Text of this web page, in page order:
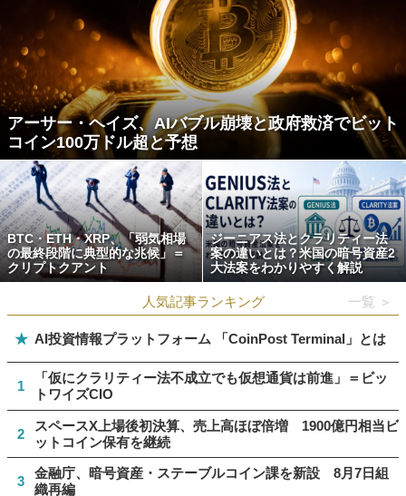
アーサー・ヘイズ、AIバブル崩壊と政府救済でビット
コイン100万ドル超と予想
BTC・ETH・XRP、「弱気相場
の最終段階に典型的な兆候」＝
クリプトクアント
ジーニアス法とクラリティー法
案の違いとは？米国の暗号資産2
大法案をわかりやすく解説
人気記事ランキング 一覧 ＞
★ AI投資情報プラットフォーム 「CoinPost Terminal」とは
1
「仮にクラリティー法不成立でも仮想通貨は前進」＝ビッ
トワイズCIO
2
スペースX上場後初決算、売上高ほぼ倍増 1900億円相当ビ
ットコイン保有を継続
3
金融庁、暗号資産・ステーブルコイン課を新設 8月7日組
織再編